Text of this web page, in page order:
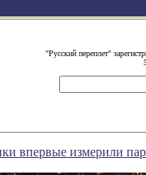
"Русский переплет"
впервые измерили